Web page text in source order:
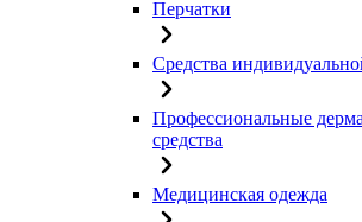
Перчатки
Средства
Профессиональные
средства
Медицинская одежда